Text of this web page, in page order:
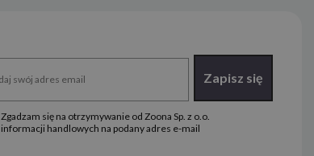
Zapisz się
Zgadzam się na otrzymywanie od Zoona Sp. z o.o.
informacji handlowych na podany adres e-mail